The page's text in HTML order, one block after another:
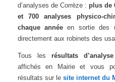
d’analyses de Corrèze : plus de
et 700 analyses physico-
chaque annéeen sortie des
directement aux robinets des
Tous les résultats
affichés en Mairie et vous
résultats sur le site internet du